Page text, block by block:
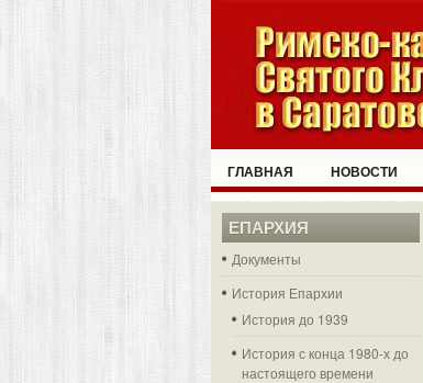
ГЛАВНАЯ НОВОСТИ
ЕПАРХИЯ
Документы
История Епархии
История до 1939
История с конца 1980-х до
настоящего времени